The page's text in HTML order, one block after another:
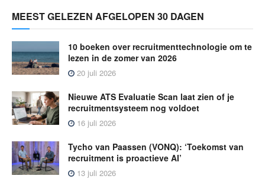
MEEST GELEZEN AFGELOPEN 30 DAGEN
10 boeken over recruitmenttechnologie om te
lezen in de zomer van 2026
20 juli 2026
Nieuwe ATS Evaluatie Scan laat zien of je
recruitmentsysteem nog voldoet
16 juli 2026
Tycho van Paassen (VONQ): ‘Toekomst van
recruitment is proactieve AI’
13 juli 2026